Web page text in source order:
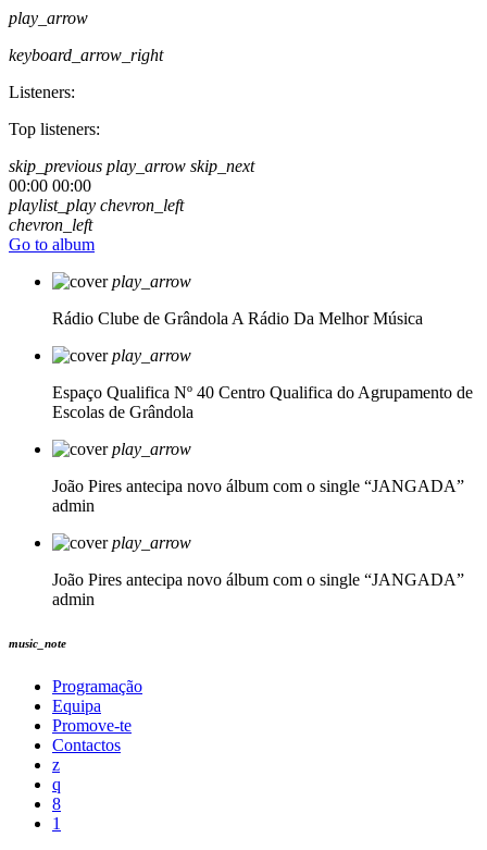
play_arrow
keyboard_arrow_right
Listeners:
Top listeners:
skip_previous play_arrow skip_next
00:00 00:00
playlist_play chevron_left
chevron_left
Go to album
play_arrow
Rádio Clube de Grândola A Rádio Da Melhor Música
play_arrow
Espaço Qualifica Nº 40 Centro Qualifica do Agrupamento de
Escolas de Grândola
play_arrow
João Pires antecipa novo álbum com o single “JANGADA”
admin
play_arrow
João Pires antecipa novo álbum com o single “JANGADA”
admin
music_note
Programação
Equipa
Promove-te
Contactos